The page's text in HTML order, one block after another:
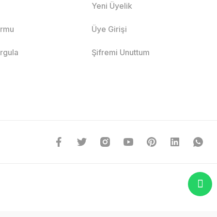
Yeni Üyelik
Üye Girişi
Şifremi Unuttum